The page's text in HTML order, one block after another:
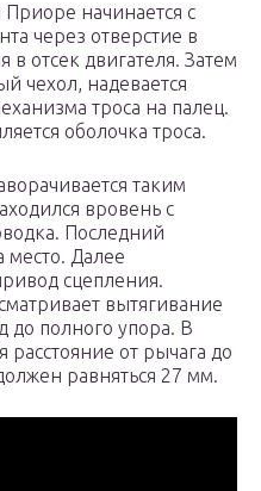
начинается с
через отверстие в
в отсек двигателя. Затем
чехол, надевается
троса на палец.
оболочка троса.
таким
вровень с
Последний
место. Далее
сцепления.
вытягивание
до полного упора. В
от рычага до
равняться 27 мм.